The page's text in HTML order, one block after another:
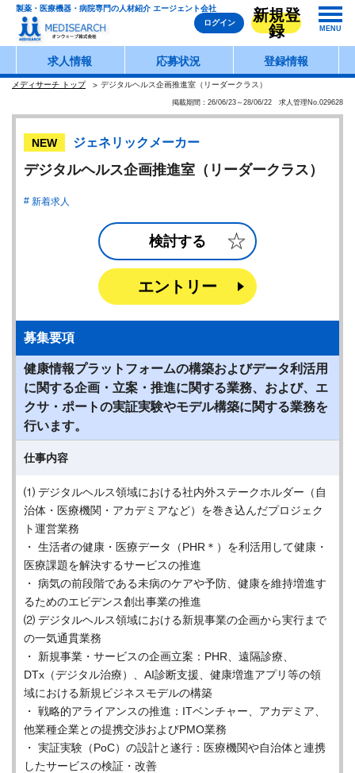
製薬・医療機器・病院専門の人材紹介 エージェント会社
ログイン
新規登
録
MENU
求人情報 応募状況 登録情報
メディサーチ トップ デジタルヘルス企画推進室（リーダークラス）
掲載期間：26/06/23～28/06/22 求人管理No.029628
NEW ジェネリックメーカー
デジタルヘルス企画推進室（リーダークラス）
新着求人
検討する
エントリー
募集要項
健康情報プラットフォームの構築およびデータ利活用
に関する企画・立案・推進に関する業務、および、エ
クサ・ポートの実証実験やモデル構築に関する業務を
行います。
仕事内容
⑴ デジタルヘルス領域における社内外ステークホルダー（自
治体・医療機関・アカデミアなど）を巻き込んだプロジェク
ト運営業務
・ 生活者の健康・医療データ（PHR＊）を利活用して健康・
医療課題を解決するサービスの推進
・ 病気の前段階である未病のケアや予防、健康を維持増進す
るためのエビデンス創出事業の推進
⑵ デジタルヘルス領域における新規事業の企画から実行まで
の一気通貫業務
・ 新規事業・サービスの企画立案：PHR、遠隔診療、
DTx（デジタル治療）、AI診断支援、健康増進アプリ等の領
域における新規ビジネスモデルの構築
・ 戦略的アライアンスの推進：ITベンチャー、アカデミア、
他業種企業との提携交渉およびPMO業務
・ 実証実験（PoC）の設計と遂行：医療機関や自治体と連携
したサービスの検証・改善